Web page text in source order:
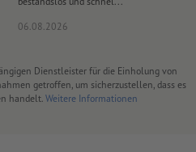
06.08.2026
Dienstleister für die Einholung von
getroffen, um sicherzustellen, dass es
handelt. Weitere Informationen